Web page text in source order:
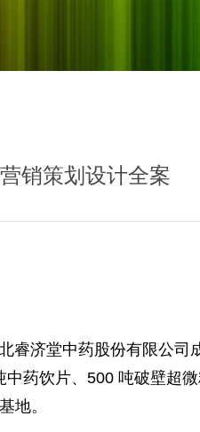
销策划设计全案
睿济堂中药股份有限公司
药饮片、500 吨破壁超
地。